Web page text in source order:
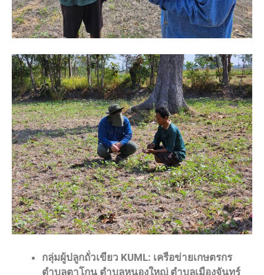
กลุ่มผู้ปลูกถั่วเขียว KUML: เครือข่ายเกษตรกร
ตำบลตาโกน ตำบลหนองใหญ่ ตำบลเมืองจันทร์